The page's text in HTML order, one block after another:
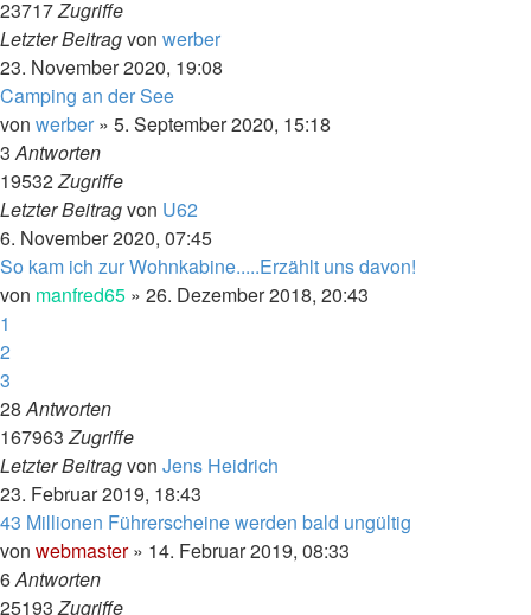
23717Zugriffe
Letzter Beitragvon werber
23. November 2020, 19:08
Camping an der See
von werber » 5. September 2020, 15:18
3Antworten
19532Zugriffe
Letzter Beitragvon U62
6. November 2020, 07:45
So kam ich zur Wohnkabine.....Erzählt uns davon!
von manfred65 » 26. Dezember 2018, 20:43
1
2
3
28Antworten
167963Zugriffe
Letzter Beitragvon Jens Heidrich
23. Februar 2019, 18:43
43 Millionen Führerscheine werden bald ungültig
von webmaster» 14. Februar 2019, 08:33
6Antworten
25193Zugriffe